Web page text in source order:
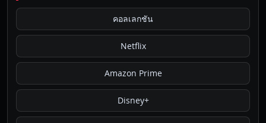
คอลเลกชัน
Netflix
Amazon Prime
Disney+